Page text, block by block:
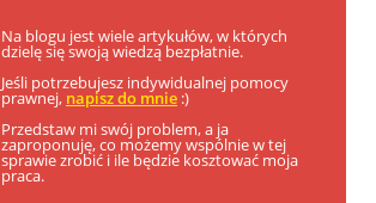
Na blogu jest wiele artykułów, w których
dzielę się swoją wiedzą bezpłatnie.
Jeśli potrzebujesz indywidualnej pomocy
prawnej, napisz do mnie :)
Przedstaw mi swój problem, a ja
zaproponuję, co możemy wspólnie w tej
sprawie zrobić i ile będzie kosztować moja
praca.